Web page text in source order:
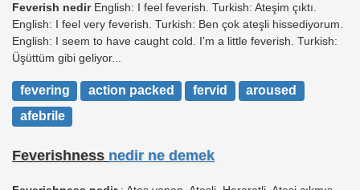
Feverish nedirEnglish: I feel feverish. Turkish: Ateşim çıktı.
English: I feel very feverish. Turkish: Ben çok ateşli hissediyorum.
English: I seem to have caught cold. I'm a little feverish. Turkish:
Üşüttüm gibi geliyor...
fevering action packed fervid
aroused
afebrile
Feverishness nedir ne demek